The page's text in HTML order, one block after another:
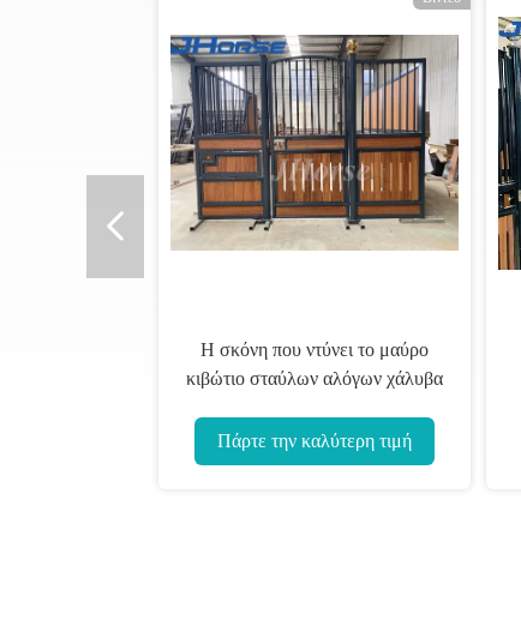
Η σκόνη που ντύνει το μαύρο
κιβώτιο σταύλων αλόγων χάλυβα
Πάρτε την καλύτερη τιμή